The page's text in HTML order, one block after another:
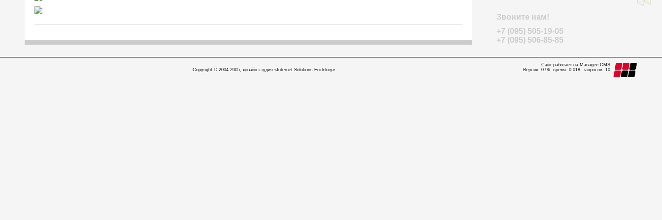
Звоните нам!
+7 (095) 505-19-05
+7 (095) 506-85-85
Copyright © 2004-2005, дизайн-студия «Internet Solutions Fucktory»
Сайт работает на Managee CMS
Версия: 0.96, время: 0.018, запросов: 10